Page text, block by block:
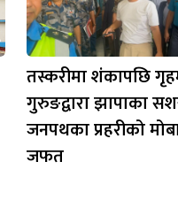
तस्करीमा शंकापछि
गुरुङद्वारा झापाका
जनपथका प्रहरीको
जफत